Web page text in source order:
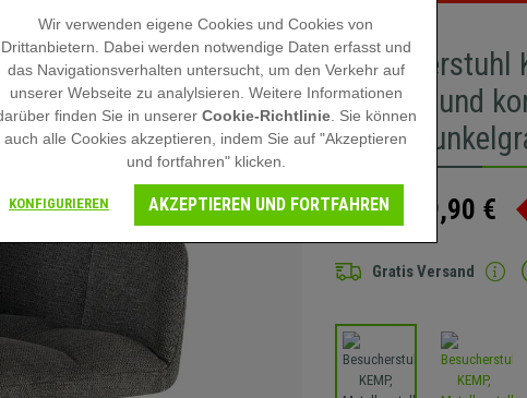
Besucherstuhl
drehbar und
Farbe
149,90 € 99,90 €
Gratis Versand
Wir verwenden eigene Cookies und Cookies von
Drittanbietern. Dabei werden notwendige Daten erfasst und
das Navigationsverhalten untersucht, um den Verkehr auf
unserer Webseite zu analylsieren. Weitere Informationen
finden Sie in unserer Cookie-Richtlinie. Sie können
auch alle Cookies akzeptieren, indem Sie auf "Akzeptieren
und fortfahren" klicken.
KONFIGURIEREN AKZEPTIEREN UND FORTFAHREN